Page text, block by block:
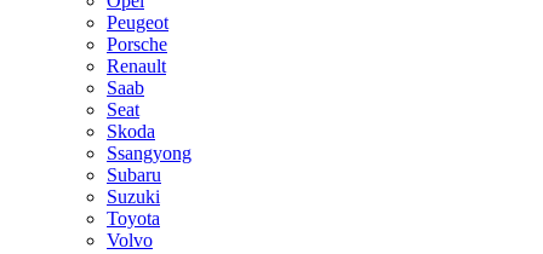
Peugeot
Porsche
Renault
Saab
Seat
Skoda
Ssangyong
Subaru
Suzuki
Toyota
Volvo